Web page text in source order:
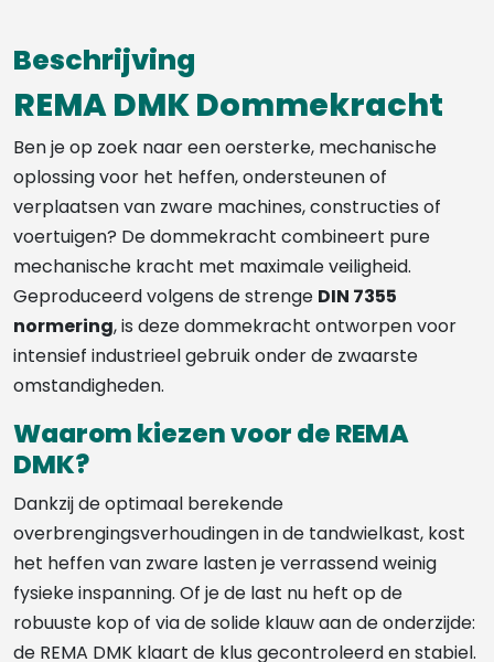
Beschrijving
REMA DMK Dommekracht
Ben je op zoek naar een oersterke, mechanische
oplossing voor het heffen, ondersteunen of
verplaatsen van zware machines, constructies of
voertuigen? De dommekracht combineert pure
mechanische kracht met maximale veiligheid.
Geproduceerd volgens de strenge DIN 7355
normering, is deze dommekracht ontworpen voor
intensief industrieel gebruik onder de zwaarste
omstandigheden.
Waarom kiezen voor de REMA
DMK?
Dankzij de optimaal berekende
overbrengingsverhoudingen in de tandwielkast, kost
het heffen van zware lasten je verrassend weinig
fysieke inspanning. Of je de last nu heft op de
robuuste kop of via de solide klauw aan de onderzijde:
de REMA DMK klaart de klus gecontroleerd en stabiel.